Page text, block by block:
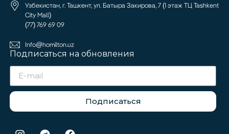
Узбекистан, г. Ташкент, ул. Батыра Закирова, 7 (1 этаж ТЦ Tashkent
City Mall)
(77) 769 69 09
Info@homilton.uz
Подписаться на обновления
Подписаться